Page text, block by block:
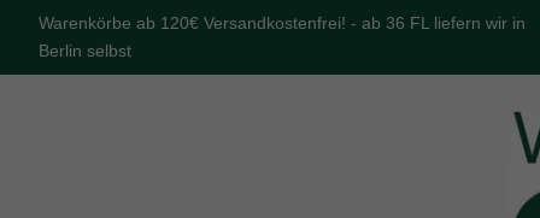
Warenkörbe ab 120€ Versandkostenfrei! - ab 36 FL liefern wir in
Berlin selbst